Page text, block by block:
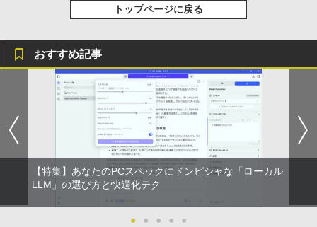
トップページに戻る
おすすめ記事
【特集】あなたのPCスペックにドンピシャな「ローカル
LLM」の選び方と快適化テク
● ● ● ● ●